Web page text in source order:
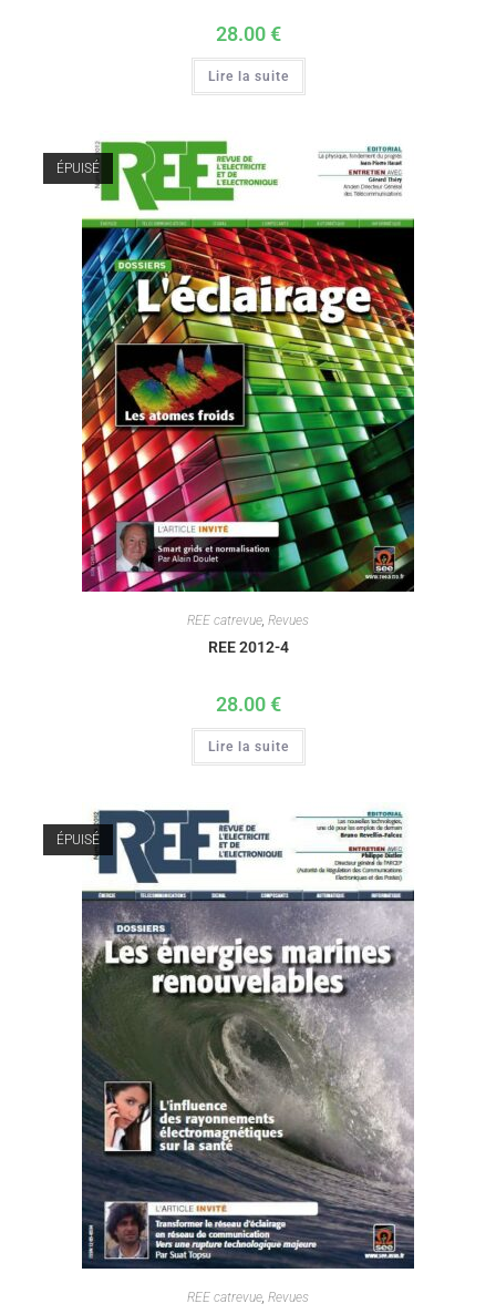
28.00€
Lire la suite
ÉPUISÉ
REE catrevue, Revues
REE 2012-4
28.00€
Lire la suite
ÉPUISÉ
REE catrevue Revues